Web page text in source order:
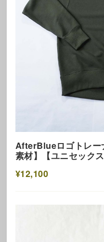
AfterBlueロゴトレー
素材】【ユニセックス
¥12,100